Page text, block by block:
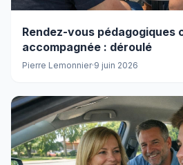
Rendez-vous pédagogiques
accompagnée : déroulé
Pierre Lemonnier·9 juin 2026